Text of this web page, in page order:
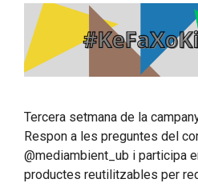
Tercera setmana de la
Respon a les preguntes del
@mediambient_ub i participa
productes reutilitzables per